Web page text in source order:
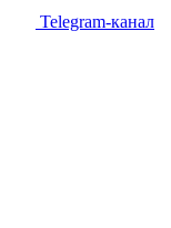
Telegram-канал